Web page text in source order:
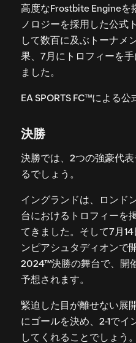
高度なFrostbite Engineを
ノロジーを採用した公式
して数百に及ぶトーナメ
果、7月にトロフィーを
ました。
EA SPORTS FC™による公
決勝
決勝では、2つの強豪代
るでしょう。
イングランドは、ロンド
台におけるトロフィーを
てきました。そして7月
ンピアシュタディオンで
2024™決勝の舞台で、開
予想されます。
緊迫した目が離せない展
にゴールを決め、2-1でイ
してくれることでしょう。